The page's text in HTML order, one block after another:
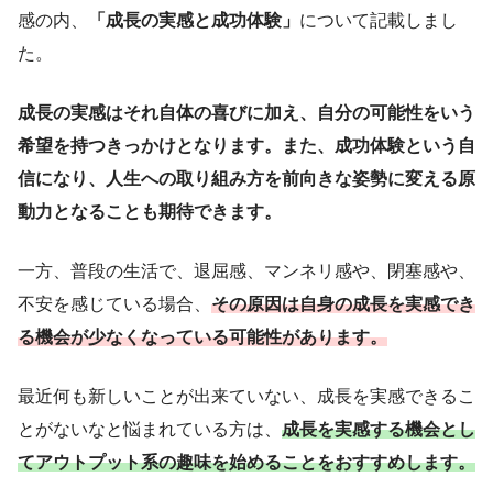
感の内、
「成長の実感と成功体験」 について記載しまし
た。
成長の実感はそれ自体の喜びに加え、自分の可能性をいう
希望を持つきっかけとなります。また、成功体験という自
信になり、人生への取り組み方を前向きな姿勢に変える原
動力となることも期待できます。
一方、普段の生活で、退屈感、マンネリ感や、閉塞感や、
不安を感じている場合、 その原因は自身の成長を実感でき
る機会が少なくなっている可能性があります。
最近何も新しいことが出来ていない、成長を実感できるこ
とがないなと悩まれている方は、 成長を実感する機会とし
てアウトプット系の趣味を始めることをおすすめします。